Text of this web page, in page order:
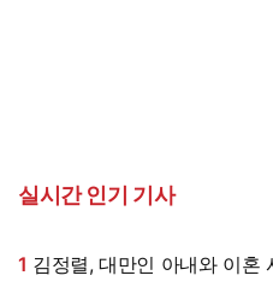
실시간 인기 기사
1